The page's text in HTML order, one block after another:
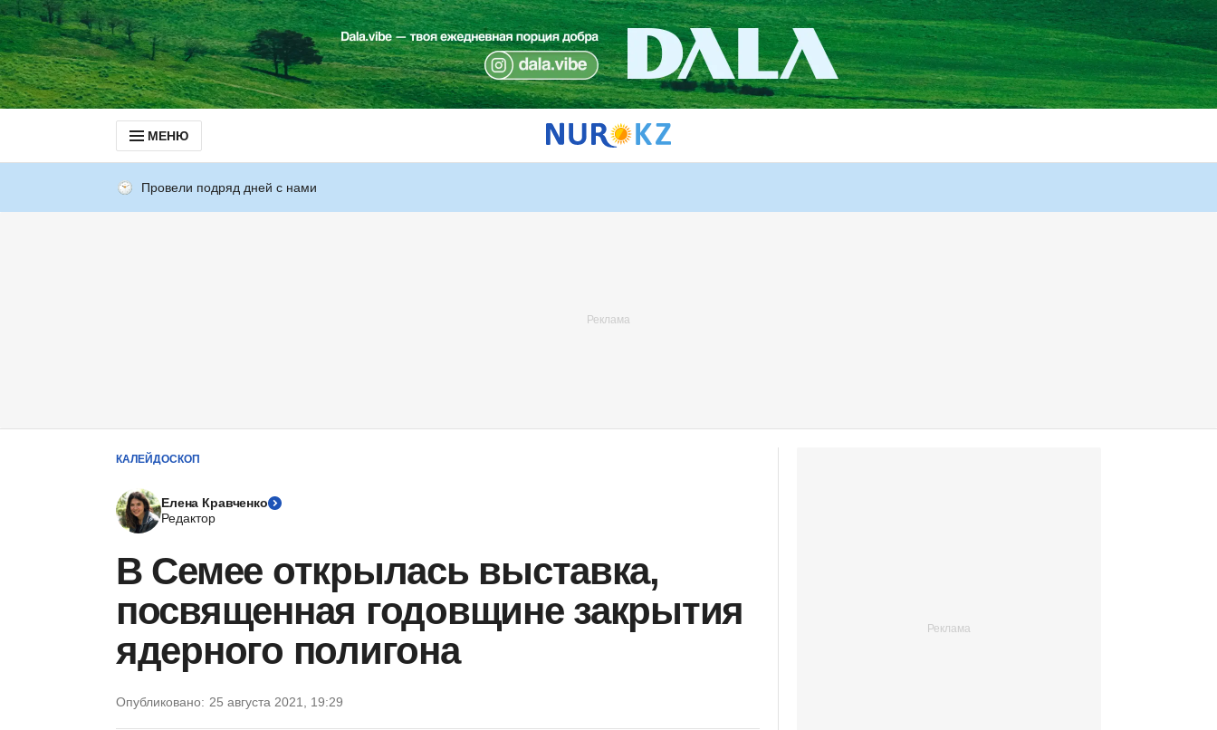
МЕНЮ
Провели подряд дней с нами
КАЛЕЙДОСКОП
Елена Кравченко
Редактор
В Семее открылась выставка,
посвященная годовщине закрытия
ядерного полигона
Опубликовано: 25 августа 2021, 19:29